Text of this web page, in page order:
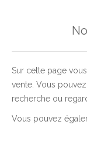
Sur cette page
vente. Vous
recherche ou
Vous pouvez